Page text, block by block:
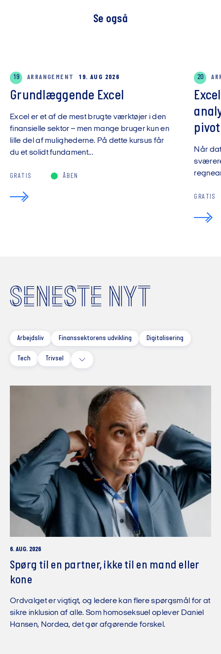
Se også
19 ARRANGEMENT 19. AUG 2026
Grundlæggende Excel
Excel er et af de mest brugte værktøjer i den
finansielle sektor – men mange bruger kun en
lille del af mulighederne. På dette kursus får
du et solidt fundament...
GRATIS ÅBEN
20
Når
GRATIS
SENESTE NYT
Arbejdsliv Finanssektorens udvikling Digitalisering
Tech Trivsel
6. AUG. 2026
Spørg til en partner, ikke til en mand eller
kone
Ordvalget er vigtigt, og ledere kan flere spørgsmål for at
sikre inklusion af alle. Som homoseksuel oplever Daniel
Hansen, Nordea, det gør afgørende forskel.